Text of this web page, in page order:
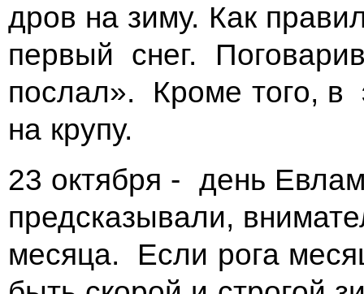
дров на зиму. Как
первый снег.
послал». Кроме того,
на крупу.
23 октября - день
предсказывали,
месяца. Если рога